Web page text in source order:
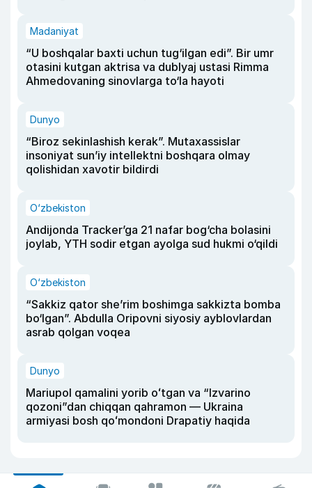
Madaniyat
“U boshqalar baxti uchun tug‘ilgan edi”. Bir umr
otasini kutgan aktrisa va dublyaj ustasi Rimma
Ahmedovaning sinovlarga to‘la hayoti
Dunyo
“Biroz sekinlashish kerak”. Mutaxassislar
insoniyat sun’iy intellektni boshqara olmay
qolishidan xavotir bildirdi
O‘zbekiston
Andijonda Tracker’ga 21 nafar bog‘cha bolasini
joylab, YTH sodir etgan ayolga sud hukmi o‘qildi
O‘zbekiston
“Sakkiz qator she’rim boshimga sakkizta bomba
bo‘lgan”. Abdulla Oripovni siyosiy ayblovlardan
asrab qolgan voqea
Dunyo
Mariupol qamalini yorib oʻtgan va “Izvarino
qozoni”dan chiqqan qahramon — Ukraina
armiyasi bosh qoʻmondoni Drapatiy haqida